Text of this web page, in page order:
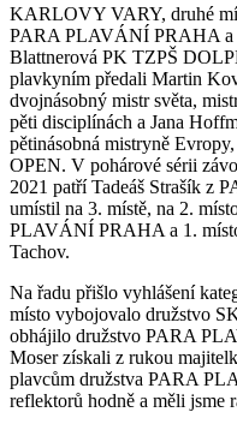
KARLOVY VARY, druhé
PARA PLAVÁNÍ PRAHA a
Blattnerová PK TZPŠ
plavkyním předali Martin
dvojnásobný mistr světa,
pěti disciplínách a Jana
pětinásobná mistryně
OPEN. V pohárové sérii
2021 patří Tadeáš Strašík z
umístil na 3. místě, na 2.
PLAVÁNÍ PRAHA a 1.
Tachov.
Na řadu přišlo vyhlášení
místo vybojovalo družstvo
obhájilo družstvo PARA
Moser získali z rukou
plavcům družstva PARA
reflektorů hodně a měli jsme